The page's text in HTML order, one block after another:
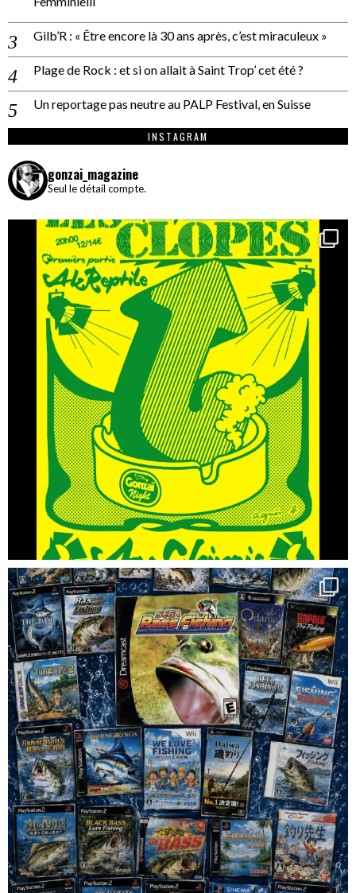
Gilb’R : « Être encore là 30 ans après, c’est miraculeux »
Plage de Rock : et si on allait à Saint Trop’ cet été ?
Un reportage pas neutre au PALP Festival, en Suisse
INSTAGRAM
gonzai_magazine
Seul le détail compte.